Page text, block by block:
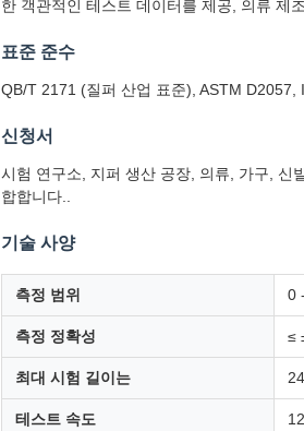
한 객관적인 테스트 데이터를 제공, 의류 제
표준 준수
QB/T 2171 (질퍼 산업 표준), ASTM D2057,
신청서
시험 연구소, 지퍼 생산 공장, 의류, 가구, 신
합합니다..
기술 사양
측정 범위 0
측정 정확성 ≤
최대 시험 길이는
테스트 속도